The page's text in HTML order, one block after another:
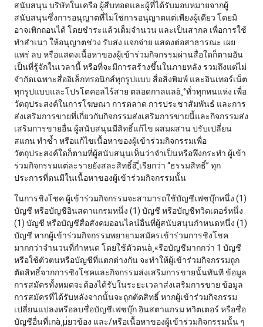
สนับสนุน บริษัทในเครือ ผู้สืบทอดและผู้ที่ได้รับมอบหมายจากผู้
สนับสนุนซึ่งการอนุญาตที่ไม่ใช่การอนุญาตแต่เพียงผู้เดียว โดยมิ
อาจเพิกถอนได้ โดยชำระแล้วเต็มจำนวน และเป็นสากล เพื่อการใช้
ทำสำเนา ให้อนุญาตช่วง รับส่ง แจกจ่าย แสดงต่อสาธารณะ เผย
แพร่ ลบ หรือแสดงเนื้อหาของผู้เข้าร่วมกิจกรรมผ่านสื่อใดก็ตามอัน
เป็นที่รู้จักในเวลานี้ หรือที่จะมีการสร้างขึ้นในภายหลัง รวมถึงแต่ไม่
จำกัดเฉพาะสื่ออิเล็กทรอนิกส์ทุกรูปแบบ สื่อสิ่งพิมพ์ และอินเทอร์เน็ต
ทุกรูปแบบและโปรโตคอลไร้สาย ตลอดกาลแลà¸°ทั่วทุกหนแห่ง เพื่อ
วัตถุประสงค์ในการโฆษณา การตลาด การประชาสัมพันธ์ และการ
ส่งเสริมการขายที่เกี่ยวกับกิจกรรมส่งเสริมการขายนี้และกิจกรรมส่ง
เสริมการขายอื่น ผู้สนับสนุนมีสิทธิ์แก้ไข ผสมผสาน ปรับเปลี่ยน
สแกน ทำซ้ำ หรือแก้ไขเนื้อหาของผู้เข้าร่วมกิจกรรมเพื่อ
วัตถุประสงค์ใดก็ตามที่ผู้สนับสนุนเห็นว่าจำเป็นหรือพึงกระทำ ผู้เข้า
ร่วมกิจกรรมแต่ละรายยังสละสิทธิ์à¸ี่เรียกว่า “ธรรมสิทธิ์” ทุก
ประการที่ตนมีในเนื้อหาของผู้เข้าร่วมกิจกรรมนั้น
ในการชิงโชค ผู้เข้าร่วมกิจกรรมจะสามารถใช้บัญชีเฟซบุ๊กหนึ่ง (1)
บัญชี หรือบัญชีอินสตาแกรมหนึ่ง (1) บัญชี หรือบัญชีทวิตเตอร์หนึ่ง
(1) บัญชี หรือบัญชีสื่อสังคมออนไลน์อื่นที่ผู้สนับสนุนกำหนดหนึ่ง (1)
บัญชี หากผู้เข้าร่วมกิจกรรมพยายามสมัครเข้าร่วมการชิงโชค
มากกว่าจำนวนที่กำหนด โดยใช้ตัวตนà¸«รือบัญชีมากกว่า 1 บัญชี
หรือใช้ตัวตนหรือบัญชีที่แตกต่างกัน จะทำให้ผู้เข้าร่วมกิจกรรมถูก
ตัดสิทธิ์จากการชิงโชคและกิจกรรมส่งเสริมการขายนั้นทันที ข้อมูล
การสมัครทั้งหมดจะต้องได้รับในระยะเวลาส่งเสริมการขาย ข้อมูล
การสมัครที่ได้รับหลังจากนั้นจะถูกตัดสิทธิ์ หากผู้เข้าร่วมกิจกรรม
เปลี่ยนแปลงหรือลบชื่อบัญชีเฟซบุ๊ก อินสตาแกรม ทวิตเตอร์ หรือชื่อ
บัญชีอื่นที่เกà¸µ่ยวข้อง และ/หรือเนื้อหาของผู้เข้าร่วมกิจกรรมนั้น ๆ